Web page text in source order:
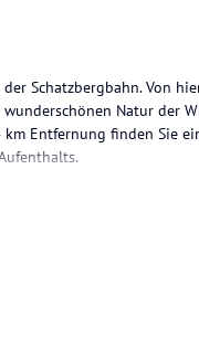
Schatzbergbahn. Von
Natur der
Entfernung finden Sie